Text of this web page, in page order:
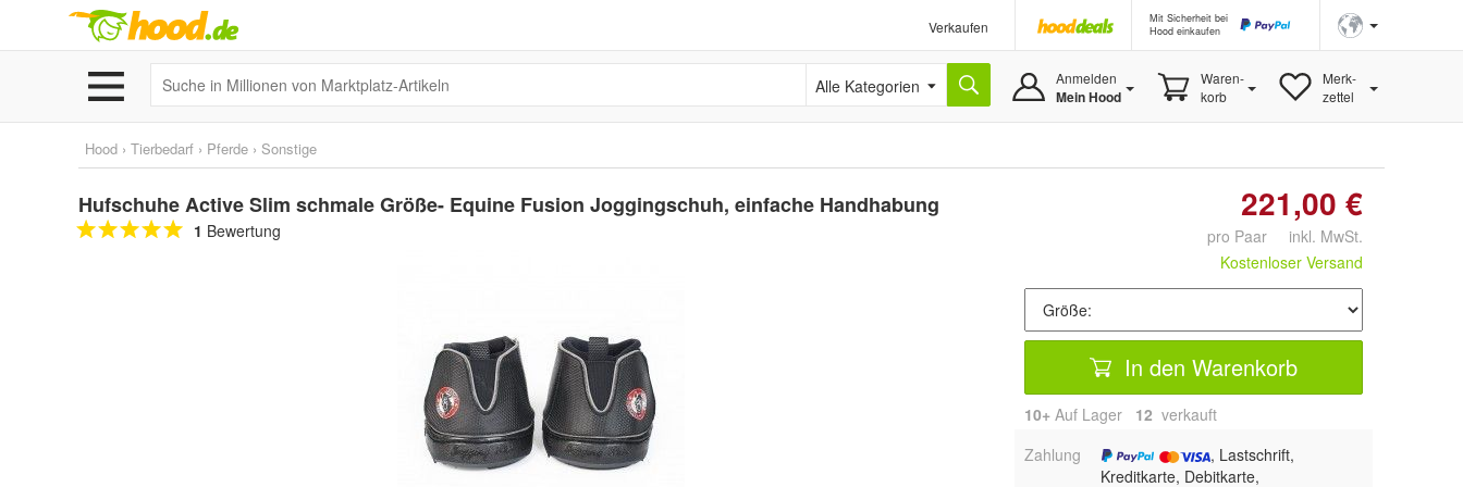
Verkaufen
Mit Sicherheit bei
Hood einkaufen
Alle Kategorien Anmelden
Mein Hood
Waren-
korb
Merk-
zettel
Hood › Tierbedarf › Pferde › Sonstige
Hufschuhe Active Slim schmale Größe- Equine Fusion Joggingschuh, einfache Handhabung
1 Bewertung
221,00 €
pro Paar inkl. MwSt.
Kostenloser Versand
In den Warenkorb
10+ Auf Lager 12 verkauft
Zahlung
, Lastschrift,
Kreditkarte, Debitkarte,